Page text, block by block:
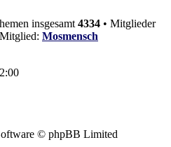
insgesamt 4334 • Mitglieder
Mosmensch
© phpBB Limited